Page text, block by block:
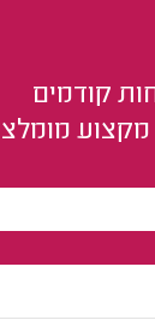
קודמים
מקצוע